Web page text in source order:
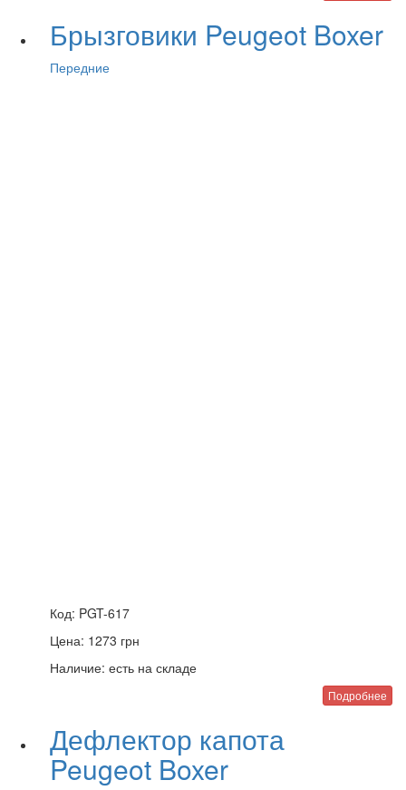
Брызговики Peugeot Boxer
Передние
Код: PGT-617
Цена: 1273 грн
Наличие: есть на складе
Подробнее
Дефлектор капота
Peugeot Boxer